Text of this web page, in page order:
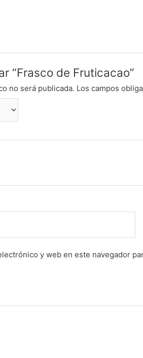
“Frasco de Fruticacao”
no será publicada. Los campos
y web en este navegador